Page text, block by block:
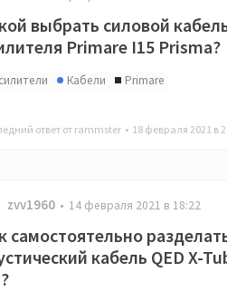
выбрать силовой
Primare I15 Prisma?
Кабели Primare
ответ от rammster • 18 февраля 2021 в
zvv1960 14 февраля 2021 в 18:22
самостоятельно
кабель QED X-